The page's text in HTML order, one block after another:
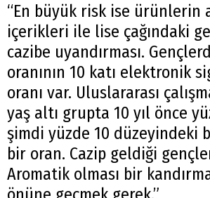
“En büyük risk ise ürünlerin
içerikleri ile lise çağındaki
cazibe uyandırması.
oranının 10 katı elektronik
oranı var. Uluslararası
yaş altı grupta 10 yıl önce
şimdi yüzde 10 düzeyindeki
bir oran. Cazip geldiği
Aromatik olması bir